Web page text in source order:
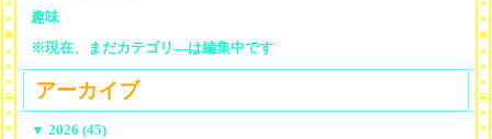
趣味
※現在、まだカテゴリ—は編集中です
アーカイブ
▼ 2026 (45)